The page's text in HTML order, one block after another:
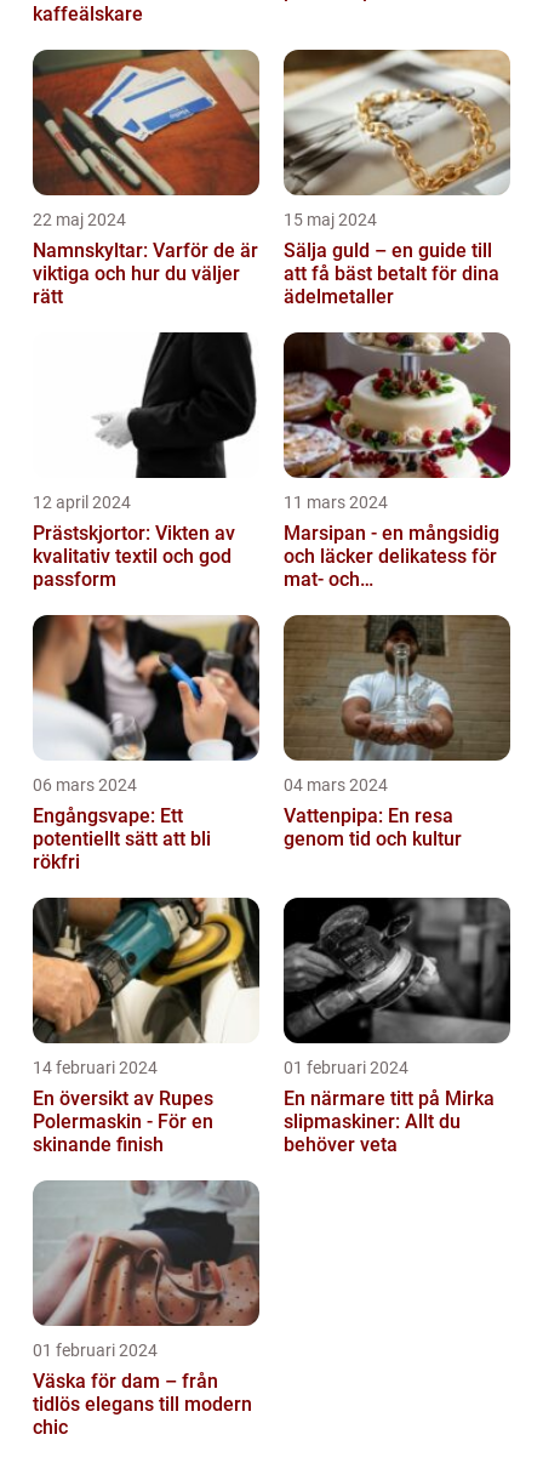
kaffeälskare
22 maj 2024
Namnskyltar: Varför de är
viktiga och hur du väljer
rätt
15 maj 2024
Sälja guld – en guide till
att få bäst betalt för dina
ädelmetaller
12 april 2024
Prästskjortor: Vikten av
kvalitativ textil och god
passform
11 mars 2024
Marsipan - en mångsidig
och läcker delikatess för
mat- och
06 mars 2024
Engångsvape: Ett
potentiellt sätt att bli
rökfri
04 mars 2024
Vattenpipa: En resa
genom tid och kultur
14 februari 2024
En översikt av Rupes
Polermaskin - För en
skinande finish
01 februari 2024
En närmare titt på Mirka
slipmaskiner: Allt du
behöver veta
01 februari 2024
Väska för dam – från
tidlös elegans till modern
chic